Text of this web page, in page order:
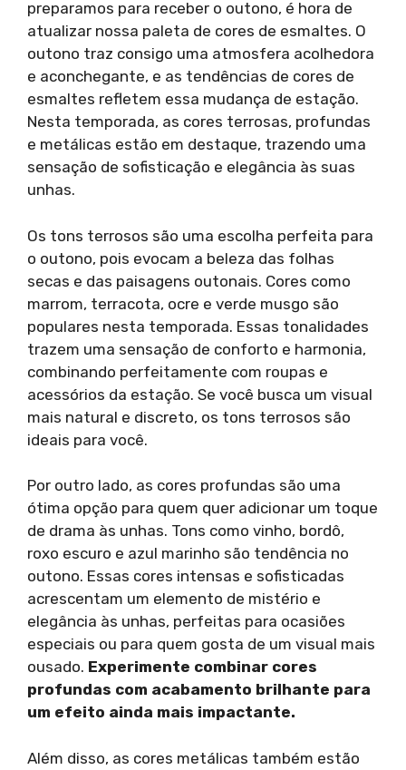
preparamos para receber o outono, é hora de
atualizar nossa paleta de cores de esmaltes. O
outono traz consigo uma atmosfera acolhedora
e aconchegante, e as tendências de cores de
esmaltes refletem essa mudança de estação.
Nesta temporada, as cores terrosas, profundas
e metálicas estão em destaque, trazendo uma
sensação de sofisticação e elegância às suas
unhas.
Os tons terrosos são uma escolha perfeita para
o outono, pois evocam a beleza das folhas
secas e das paisagens outonais. Cores como
marrom, terracota, ocre e verde musgo são
populares nesta temporada. Essas tonalidades
trazem uma sensação de conforto e harmonia,
combinando perfeitamente com roupas e
acessórios da estação. Se você busca um visual
mais natural e discreto, os tons terrosos são
ideais para você.
Por outro lado, as cores profundas são uma
ótima opção para quem quer adicionar um toque
de drama às unhas. Tons como vinho, bordô,
roxo escuro e azul marinho são tendência no
outono. Essas cores intensas e sofisticadas
acrescentam um elemento de mistério e
elegância às unhas, perfeitas para ocasiões
especiais ou para quem gosta de um visual mais
ousado. Experimente combinar cores
profundas com acabamento brilhante para
um efeito ainda mais impactante.
Além disso, as cores metálicas também estão